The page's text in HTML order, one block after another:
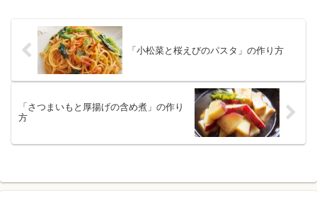
「小松菜と桜えびのパスタ」の作り方
「さつまいもと厚揚げの含め煮」の作り
方